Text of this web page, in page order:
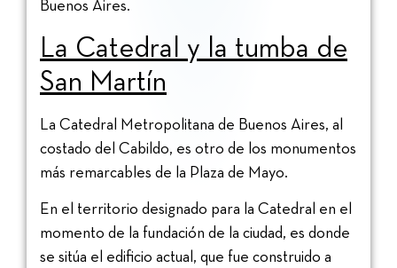
Buenos Aires.
La Catedral y la tumba de
San Martín
La Catedral Metropolitana de Buenos Aires, al
costado del Cabildo, es otro de los monumentos
más remarcables de la Plaza de Mayo.
En el territorio designado para la Catedral en el
momento de la fundación de la ciudad, es donde
se sitúa el edificio actual, que fue construido a